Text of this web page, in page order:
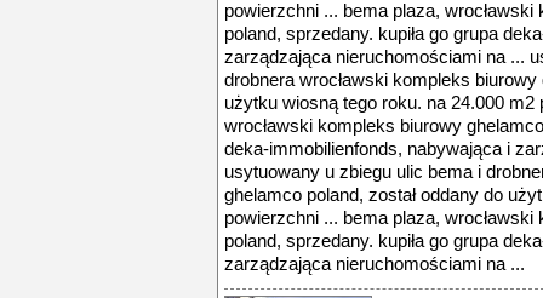
powierzchni ... bema plaza,
poland, sprzedany. kupiła go grupa
zarządzająca nieruchomościami na ...
drobnera wrocławski kompleks
użytku wiosną tego roku. na 24.000 m2
wrocławski kompleks biurowy
deka-immobilienfonds, nabywająca i
usytuowany u zbiegu ulic bema i
ghelamco poland, został oddany do
powierzchni ... bema plaza,
poland, sprzedany. kupiła go grupa
zarządzająca nieruchomościami na ...